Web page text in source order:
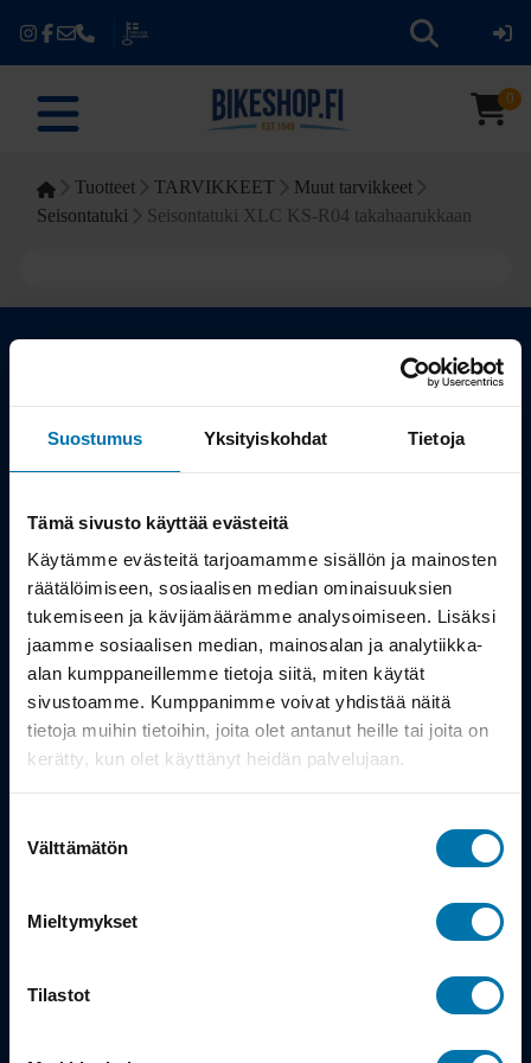
Suostumus Yksityiskohdat Tietoja
Tämä sivusto käyttää evästeitä
Käytämme evästeitä tarjoamamme sisällön ja mainosten
räätälöimiseen, sosiaalisen median ominaisuuksien
tukemiseen ja kävijämäärämme analysoimiseen. Lisäksi
jaamme sosiaalisen median, mainosalan ja analytiikka-
alan kumppaneillemme tietoja siitä, miten käytät
sivustoamme. Kumppanimme voivat yhdistää näitä
tietoja muihin tietoihin, joita olet antanut heille tai joita on
kerätty, kun olet käyttänyt heidän palvelujaan.
valinta
Välttämätön
Mieltymykset
Tilastot
0
Tuotteet TARVIKKEET
Muut tarvikkeet
Seisontatuki
Seisontatuki XLC KS-R04 takahaarukkaan
Kauppa
Työsuhdepyörä
Info
Toimitus
Takuu ja palautukset